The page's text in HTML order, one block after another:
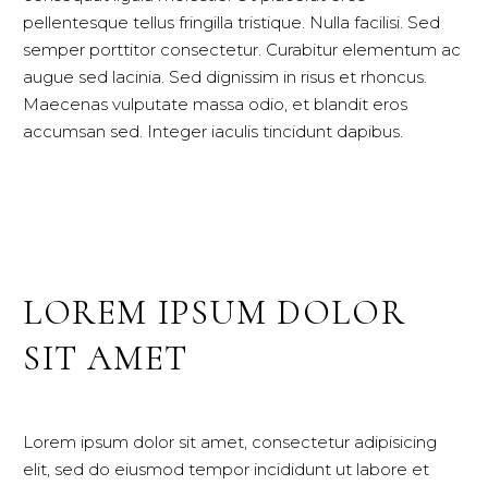
pellentesque tellus fringilla tristique. Nulla facilisi. Sed
semper porttitor consectetur. Curabitur elementum ac
augue sed lacinia. Sed dignissim in risus et rhoncus.
Maecenas vulputate massa odio, et blandit eros
accumsan sed. Integer iaculis tincidunt dapibus.
LOREM IPSUM DOLOR
SIT AMET
Lorem ipsum dolor sit amet, consectetur adipisicing
elit, sed do eiusmod tempor incididunt ut labore et